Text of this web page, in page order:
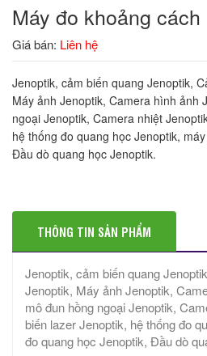
Máy đo khoảng
Giá bán: Liên hệ
Jenoptik, cảm biến quang Jenoptik,
Máy ảnh Jenoptik, Camera hình ảnh
ngoại Jenoptik, Camera nhiệt
hệ thống đo quang học Jenoptik,
Đầu dò quang học Jenoptik.
THÔNG TIN SẢN PHẨM
Jenoptik, cảm biến quang
Jenoptik, Máy ảnh Jenoptik,
mô đun hồng ngoại Jenoptik,
biến lazer Jenoptik, hệ thống đo
đo quang học Jenoptik, Đầu dò